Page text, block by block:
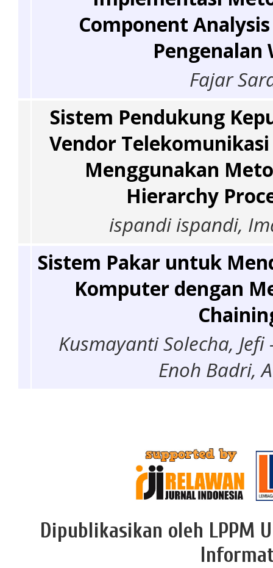
Component
Pengenalan
Fajar
Sistem Pendukung
Vendor
Menggunakan
Hierarchy
ispandi ispandi,
Sistem Pakar untuk
Komputer dengan
Kusmayanti Solecha,
Enoh Badri,
Dipublikasikan oleh LPPM